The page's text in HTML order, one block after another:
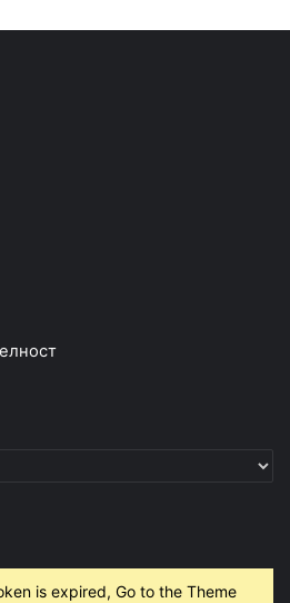
is expired, Go to the Theme